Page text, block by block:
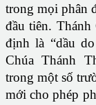
trong mọi phân
đầu tiên.
định là “dầu
Chúa Thánh
trong một số
mới cho phép